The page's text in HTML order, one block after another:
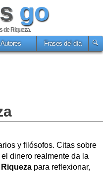
go
de Riqueza.
Autores Frases del día
y filósofos. Citas sobre
dinero realmente da la
para reflexionar,